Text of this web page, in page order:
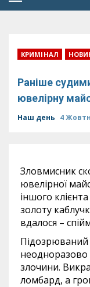
Primary
КРИМІНАЛ
Раніше
ювелірну
Наш день 4
Зловмисник
ювелірної
іншого
золоту
вдалося –
неодноразово
злочини.
ломбард, а